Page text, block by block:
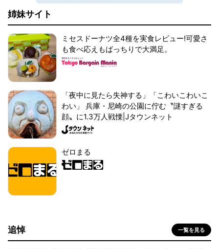
姉妹サイト
ミセスドーナツ全4種を実食レビュー!可愛さ
も食べ応えもばっちりで大満足。
「夜中に見たら失神する」「こわいこわいこ
わい」 兵庫・尼崎の公園に佇む〝謎すぎる
顔〟に1.3万人戦慄|Jタウンネット
ゼロまる
追悼 一覧を見る